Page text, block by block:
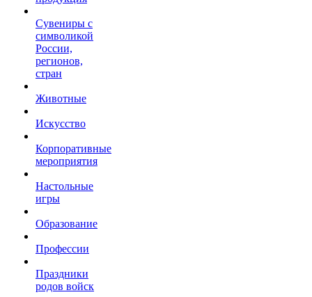
Сувениры с
символикой
России,
регионов,
стран
Животные
Искусство
Корпоративные
мероприятия
Настольные
игры
Образование
Профессии
Праздники
родов войск